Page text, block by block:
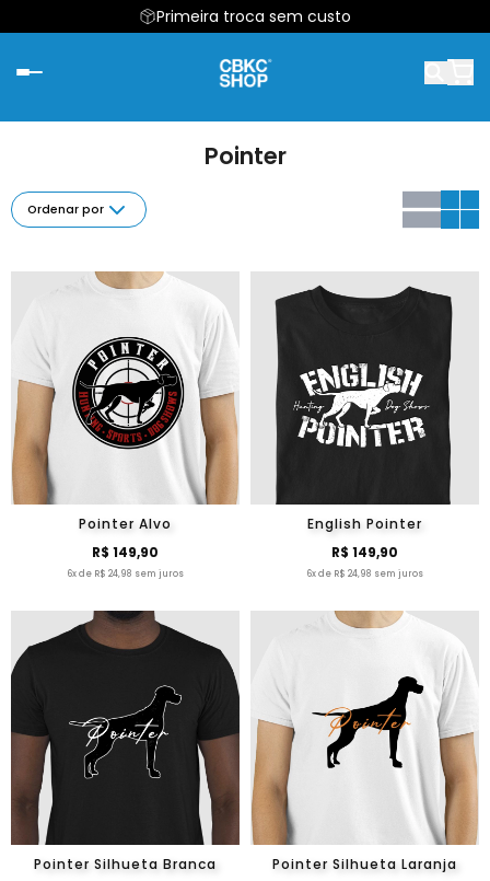
Primeira troca sem custo
Pointer
Ordenar por
Pointer Alvo
R$ 149,90
6x de R$ 24,98 sem juros
English Pointer
R$ 149,90
6x de R$ 24,98 sem juros
Pointer Silhueta Branca
Pointer Silhueta Laranja